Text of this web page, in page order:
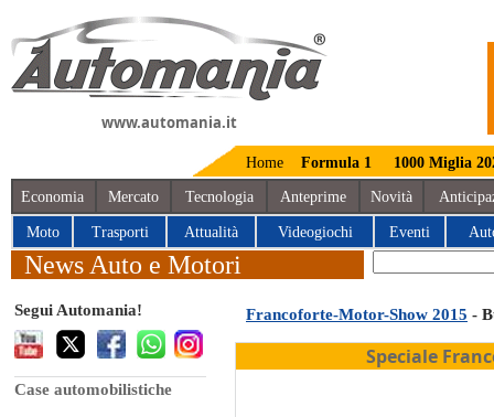
www.automania.it
Home Formula 1 1000 Miglia
Economia Mercato Tecnologia Anteprime Novità
Moto Trasporti Attualità Videogiochi Eventi
News Auto e Motori
Segui Automania!
Case automobilistiche
Francoforte-Motor-Show 2015 -
Speciale